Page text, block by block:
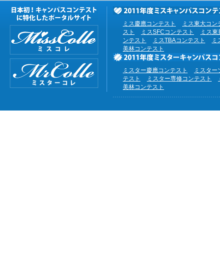
ミス慶應コンテスト
ミス東大コン
スト
ミスSFCコンテスト
ミス
ンテスト
ミスTBAコンテスト
ミ
美林コンテスト
ミスター慶應コンテスト
ミスタ
テスト
ミスター専修コンテスト
美林コンテスト